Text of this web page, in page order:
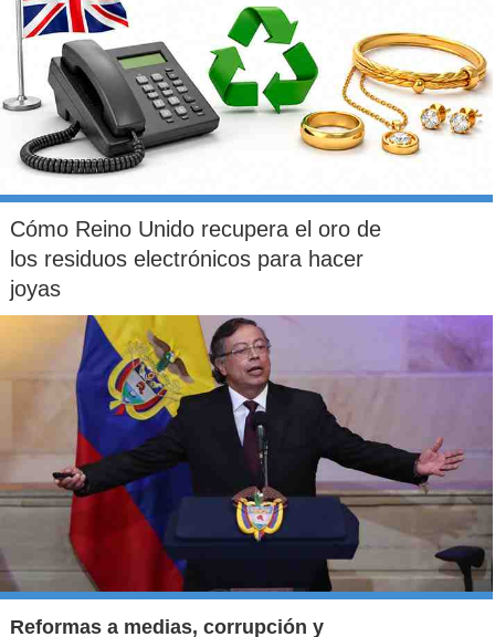
Cómo Reino Unido recupera el oro de
los residuos electrónicos para hacer
joyas
Reformas a medias, corrupción y